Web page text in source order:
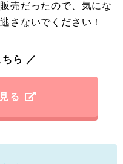
売だったので、気にな
さないでください！
ちら ／
る